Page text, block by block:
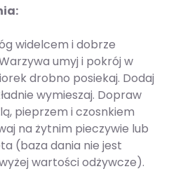
widelcem i dobrze
umyj i pokrój w
drobno posiekaj. Dodaj
wymieszaj. Dopraw
pieprzem i czosnkiem
na żytnim pieczywie lub
(baza dania nie jest
wartości odżywcze).